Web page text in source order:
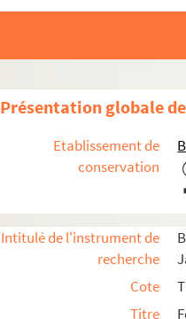
Présentation globale
Etablissement de
conservation
Intitulé de l'instrument de
recherche
Cote
Titre
Les innocentines
Année 1950
Année 1958
Année 1959
Année 1960